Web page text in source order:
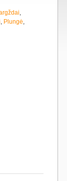
,
, Plungė,